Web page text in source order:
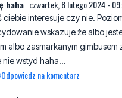
albo zasmarkanym gimbusem
nie wstyd haha...
Odpowiedz na komentarz
czwartek, 8 lutego 2024 -
cwaniaczków z neta. To